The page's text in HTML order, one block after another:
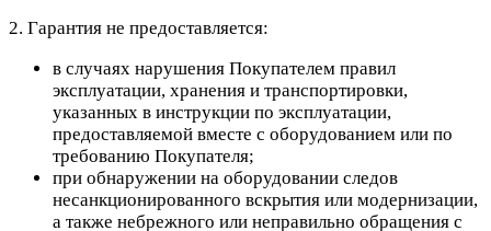
2. Гарантия не предоставляется:
в случаях нарушения Покупателем правил
эксплуатации, хранения и транспортировки,
указанных в инструкции по эксплуатации,
предоставляемой вместе с оборудованием или по
требованию Покупателя;
при обнаружении на оборудовании следов
несанкционированного вскрытия или модернизации,
а также небрежного или неправильно обращения с